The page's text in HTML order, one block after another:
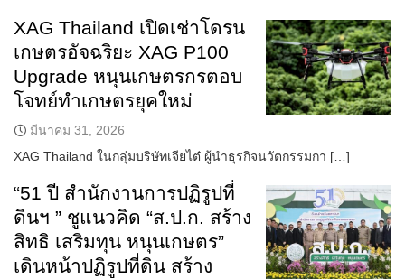
XAG Thailand เปิดเช่าโดรน
เกษตรอัจฉริยะ XAG P100
Upgrade หนุนเกษตรกรตอบ
โจทย์ทำเกษตรยุคใหม่
มีนาคม 31, 2026
XAG Thailand ในกลุ่มบริษัทเจียไต๋ ผู้นำธุรกิจนวัตกรรมกา […]
“51 ปี สำนักงานการปฏิรูปที่
ดินฯ ” ชูแนวคิด “ส.ป.ก. สร้าง
สิทธิ เสริมทุน หนุนเกษตร”
เดินหน้าปฏิรูปที่ดิน สร้าง